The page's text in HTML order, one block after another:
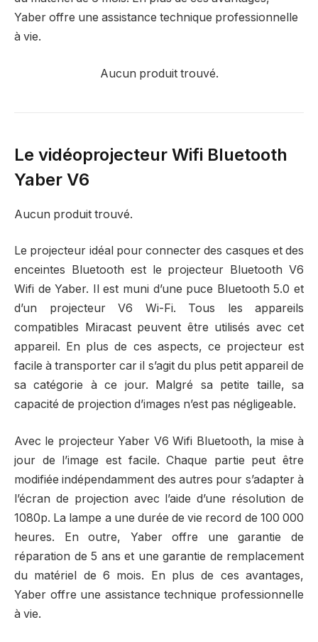
Yaber offre une assistance technique professionnelle
à vie.
Aucun produit trouvé.
Le vidéoprojecteur Wifi Bluetooth
Yaber V6
Aucun produit trouvé.
Le projecteur idéal pour connecter des casques et des
enceintes Bluetooth est le projecteur Bluetooth V6
Wifi de Yaber. Il est muni d’une puce Bluetooth 5.0 et
d’un projecteur V6 Wi-Fi. Tous les appareils
compatibles Miracast peuvent être utilisés avec cet
appareil. En plus de ces aspects, ce projecteur est
facile à transporter car il s’agit du plus petit appareil de
sa catégorie à ce jour. Malgré sa petite taille, sa
capacité de projection d’images n’est pas négligeable.
Avec le projecteur Yaber V6 Wifi Bluetooth, la mise à
jour de l’image est facile. Chaque partie peut être
modifiée indépendamment des autres pour s’adapter à
l’écran de projection avec l’aide d’une résolution de
1080p. La lampe a une durée de vie record de 100 000
heures. En outre, Yaber offre une garantie de
réparation de 5 ans et une garantie de remplacement
du matériel de 6 mois. En plus de ces avantages,
Yaber offre une assistance technique professionnelle
à vie.